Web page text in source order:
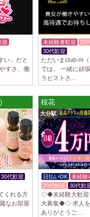
れ家の女店長です。 当店では
撲滅するために女店長または
集しております 完全歩合で
完全個室待機など嬉しい高待遇
前駅]
トで好きな時間に働ける 未経
の好きな事ができます♪ 可愛い
迎
い」だと
すさ、働
未経験者歓迎
20
30代歓迎
ただいまclub-m（
では、 一緒に頑
ラピストさ…
30代歓迎
くれる方
なお部屋
桜花
大分駅
日払いOK
未経験
20代歓迎
30代歓
◇◆未経験大歓迎
大募集◆◇ 求人を
ありがとうご…